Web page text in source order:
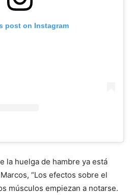
post on Instagram
la huelga de hambre ya está
“Los efectos sobre el
músculos empiezan a notarse.